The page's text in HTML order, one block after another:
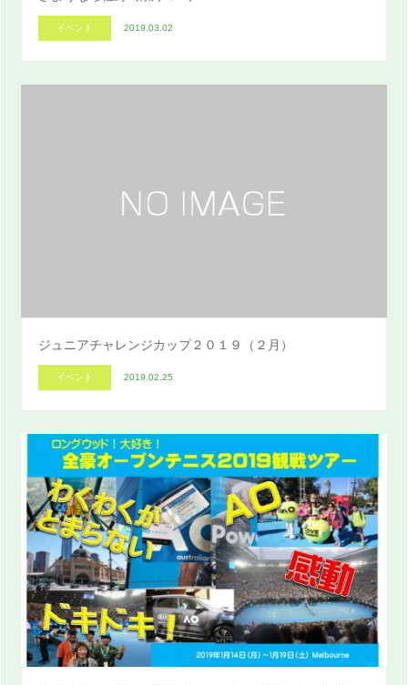
イベント 2019.03.02
ジュニアチャレンジカップ２０１９（２月）
イベント 2019.02.25